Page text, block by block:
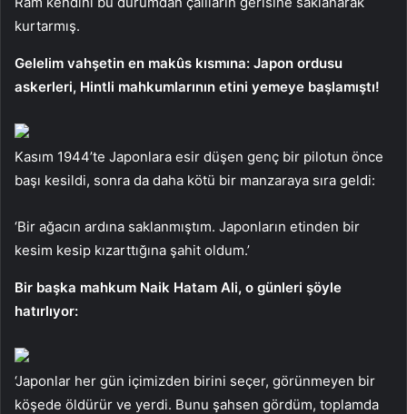
kurtarmış.
Gelelim vahşetin en makûs kısmına: Japon ordusu
askerleri, Hintli mahkumlarının etini yemeye başlamıştı!
Kasım 1944’te Japonlara esir düşen genç bir pilotun önce
başı kesildi, sonra da daha kötü bir manzaraya sıra geldi:
‘Bir ağacın ardına saklanmıştım. Japonların etinden bir
kesim kesip kızarttığına şahit oldum.’
Bir başka mahkum Naik Hatam Ali, o günleri şöyle
hatırlıyor:
‘Japonlar her gün içimizden birini seçer, görünmeyen bir
köşede öldürür ve yerdi. Bunu şahsen gördüm, toplamda